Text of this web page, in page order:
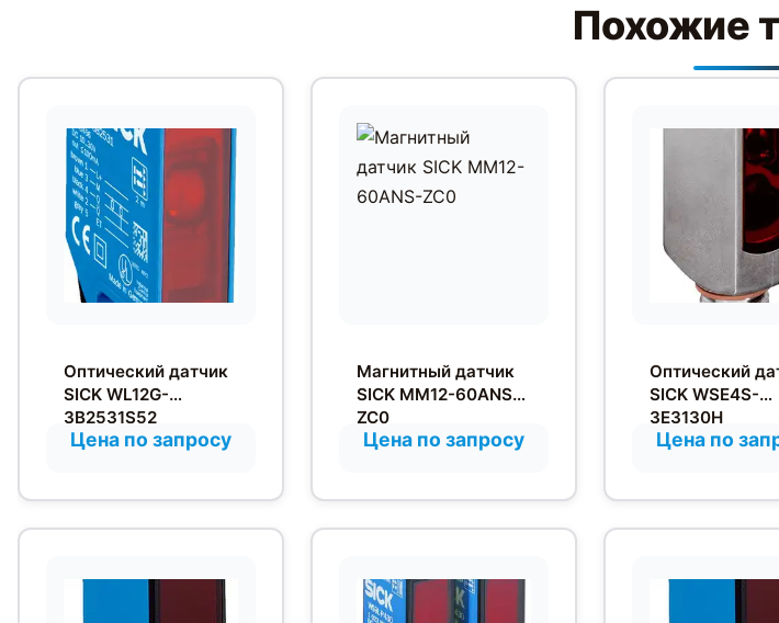
Похожие
Оптический датчик
SICK WL12G-
3B2531S52
Цена по запросу
Магнитный датчик
SICK MM12-60ANS-
ZC0
Цена по запросу
Оптический
SICK WSE4S-
3E3130H
Цена по